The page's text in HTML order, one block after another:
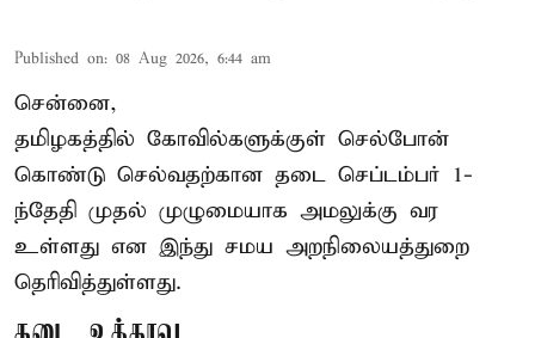
Published on: 08 Aug 2026, 6:44 am
சென்னை,
தமிழகத்தில் கோவில்களுக்குள் செல்போன்
கொண்டு செல்வதற்கான தடை செப்டம்பர் 1-
ந்தேதி முதல் முழுமையாக அமலுக்கு வர
உள்ளது என இந்து சமய அறநிலையத்துறை
தெரிவித்துள்ளது.